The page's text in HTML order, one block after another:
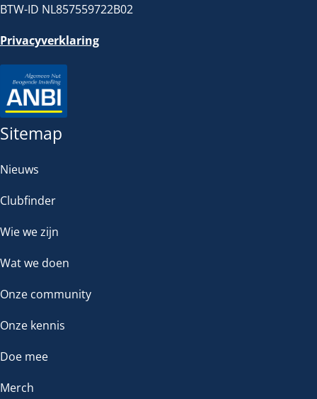
BTW-ID NL857559722B02
Privacyverklaring
Sitemap
Nieuws
Clubfinder
Wie we zijn
Wat we doen
Onze community
Onze kennis
Doe mee
Merch